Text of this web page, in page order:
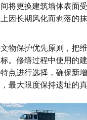
将更换建筑墙体表面
因长期风化而剥落的
物保护优先原则，把
。修缮过程中使用的
点进行选择，确保新
最大限度保持遗址的真